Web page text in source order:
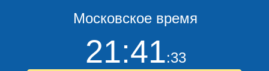
Московское время
21:41:33